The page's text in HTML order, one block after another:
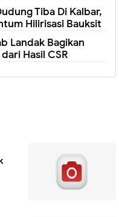
Tiba Di Kalbar,
Hilirisasi Bauksit
Landak Bagikan
Hasil CSR